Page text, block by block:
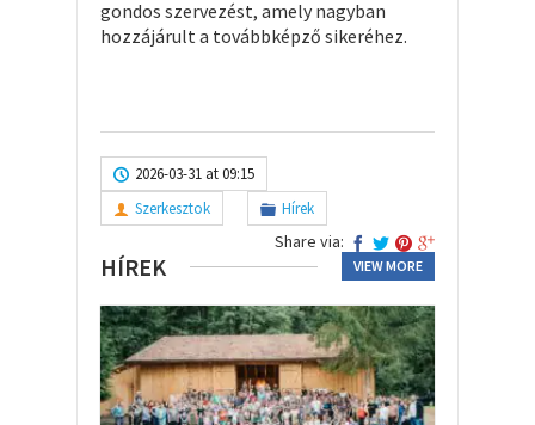
gondos szervezést, amely nagyban
hozzájárult a továbbképző sikeréhez.
2026-03-31 at 09:15
Szerkesztok
Hírek
Share via:
HÍREK VIEW MORE